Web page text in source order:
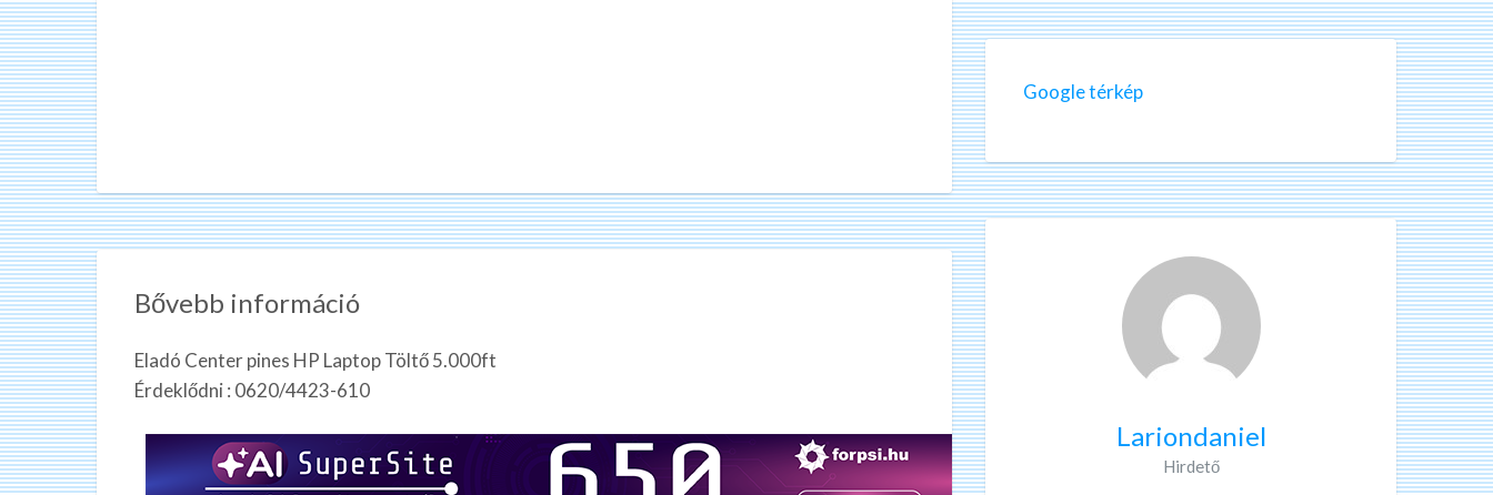
Bővebb információ
Eladó Center pines HP Laptop Töltő 5.000ft
Érdeklődni : 0620/4423-610
Google térkép
Lariondaniel
Hirdető